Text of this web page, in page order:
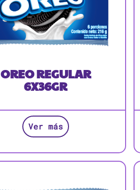
OREO REGULAR
6X36GR
Ver más